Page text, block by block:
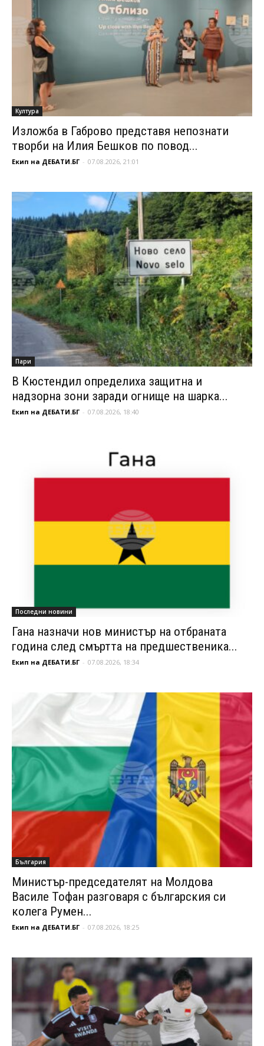
Култура
Изложба в Габрово представя непознати
творби на Илия Бешков по повод...
Екип на ДЕБАТИ.БГ - 07.08.2026, 21:01
Пари
В Кюстендил определиха защитна и
надзорна зони заради огнище на шарка...
Екип на ДЕБАТИ.БГ - 07.08.2026, 18:40
Последни новини
Гана назначи нов министър на отбраната
година след смъртта на предшественика...
Екип на ДЕБАТИ.БГ - 07.08.2026, 18:34
България
Министър-председателят на Молдова
Василе Тофан разговаря с българския си
колега Румен...
Екип на ДЕБАТИ.БГ - 07.08.2026, 18:25